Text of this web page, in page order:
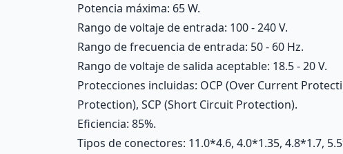
Potencia máxima: 65 W.
Rango de voltaje de entrada: 100 - 240 V.
Rango de frecuencia de entrada: 50 - 60 Hz.
Rango de voltaje de salida aceptable: 18.5 - 20 V.
Protecciones incluidas: OCP (Over Current
Protection), SCP (Short Circuit Protection).
Eficiencia: 85%.
Tipos de conectores: 11.0*4.6, 4.0*1.35, 4.8*1.7,